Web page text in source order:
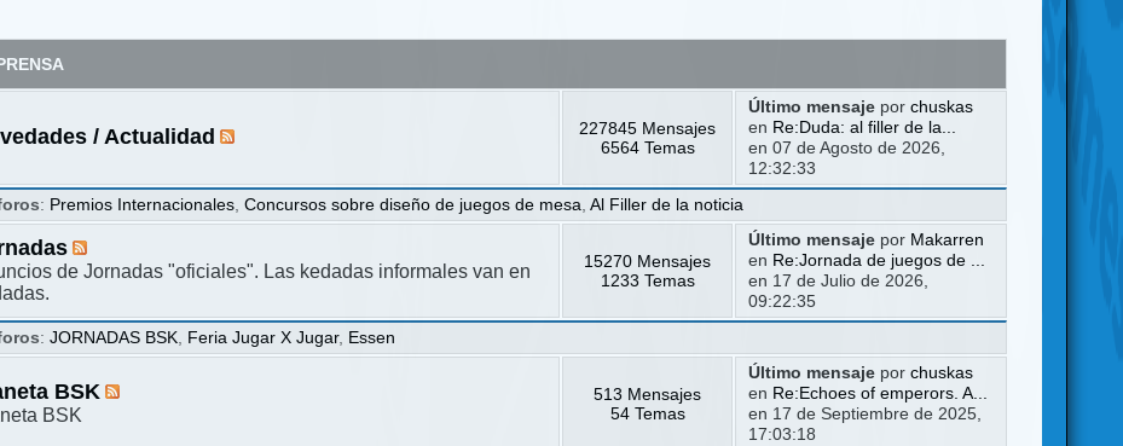
/ Actualidad
227845 Mensajes
6564 Temas
Último mensajepor chuskas
en Re:Duda: al filler de la...
en 07 de Agosto de 2026,
12:32:33
: Premios Internacionales ,Concursos sobre diseño de juegos de mesa ,Al Filler de la noticia
de Jornadas "oficiales". Las kedadas informales van en
15270 Mensajes
1233 Temas
Último mensajepor Makarren
en Re:Jornada de juegos de ...
en 17 de Julio de 2026,
09:22:35
:JORNADAS BSK Feria Jugar X Jugar, Essen
BSK
BSK
513 Mensajes
54 Temas
Último mensajepor chuskas
en Re:Echoes of emperors. A...
en 17 de Septiembre de 2025,
17:03:18